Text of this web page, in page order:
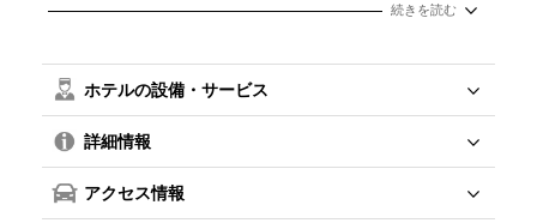
ベッドサイズ：幅123cm ×２台
続きを読む
ホテルの設備・サービス
詳細情報
アクセス情報